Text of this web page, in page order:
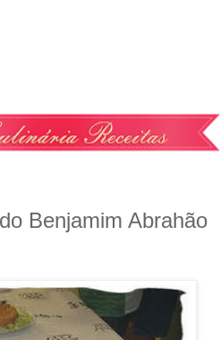
Benjamim Abrahão